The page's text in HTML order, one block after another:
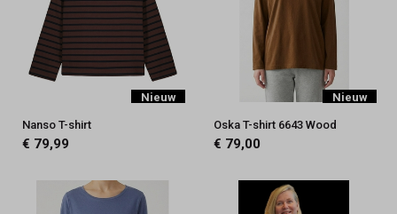
Nieuw
Nanso T-shirt
€ 79,99
Nieuw
Oska T-shirt 6643 Wood
€ 79,00